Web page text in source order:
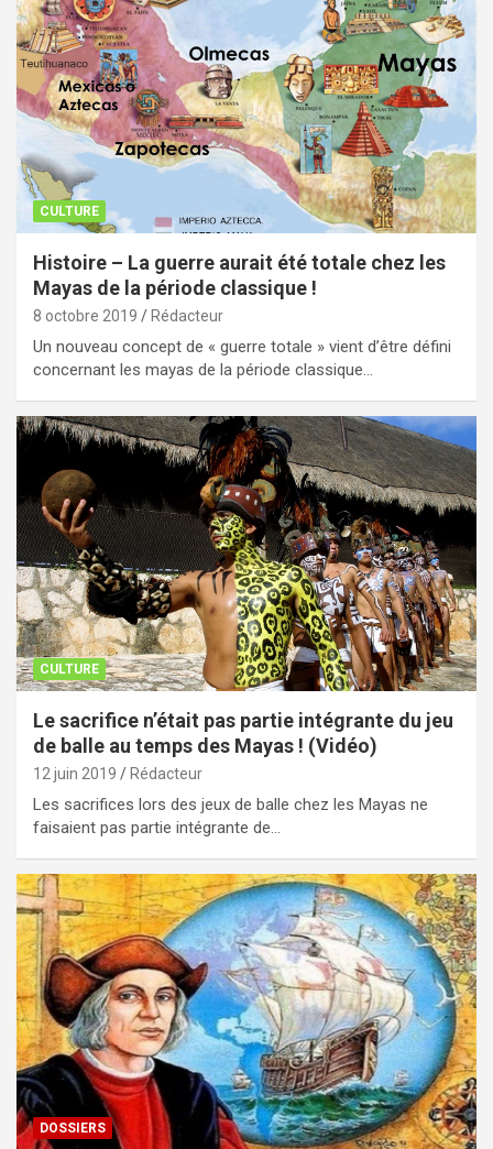
CULTURE
Histoire – La guerre aurait été totale chez les
Mayas de la période classique !
8 octobre 2019 Rédacteur
Un nouveau concept de « guerre totale » vient d’être défini
concernant les mayas de la période classique…
CULTURE
Le sacrifice n’était pas partie intégrante du jeu
de balle au temps des Mayas ! (Vidéo)
12 juin 2019 Rédacteur
Les sacrifices lors des jeux de balle chez les Mayas ne
faisaient pas partie intégrante de…
DOSSIERS